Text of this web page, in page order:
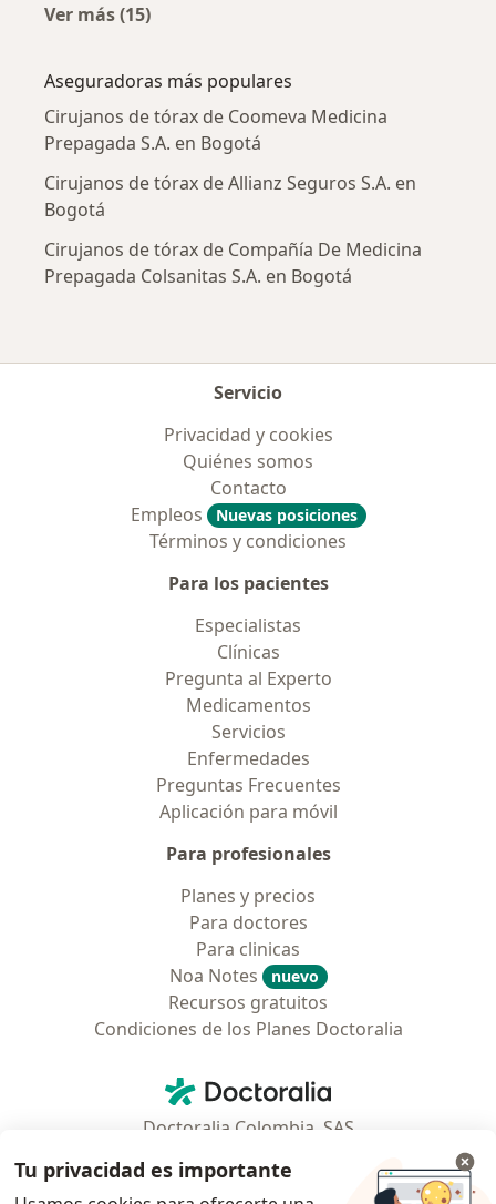
Ver más (15)
Aseguradoras más populares
Cirujanos de tórax de Coomeva Medicina
Prepagada S.A. en Bogotá
Cirujanos de tórax de Allianz Seguros S.A. en
Bogotá
Cirujanos de tórax de Compañía De Medicina
Prepagada Colsanitas S.A. en Bogotá
Servicio
Privacidad y cookies
Quiénes somos
Contacto
Empleos
Nuevas posiciones
Términos y condiciones
Para los pacientes
Especialistas
Clínicas
Pregunta al Experto
Medicamentos
Servicios
Enfermedades
Preguntas Frecuentes
Aplicación para móvil
Para profesionales
Planes y precios
Para doctores
Para clinicas
Noa Notes
nuevo
Recursos gratuitos
Condiciones de los Planes Doctoralia
Doctoralia - Página de inicio
Doctoralia Colombia, SAS
Municipio: Bogotá D.C., Colombia
Tu privacidad es importante